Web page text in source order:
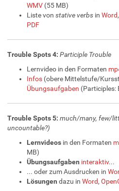
WMV (55 MB)
Liste von stative verbs in Word,
PDF
Trouble Spots 4: Participle Trouble
Lernvideo in den Formaten
Infos (obere Mittelstufe/
Übungsaufgaben (Participles:
Trouble Spots 5: much/many, few/
uncountable?)
Lernvideos in den Formaten
MB)
Übungsaufgaben interaktiv...
... oder zum Ausdrucken in
Lösungen dazu in Word,